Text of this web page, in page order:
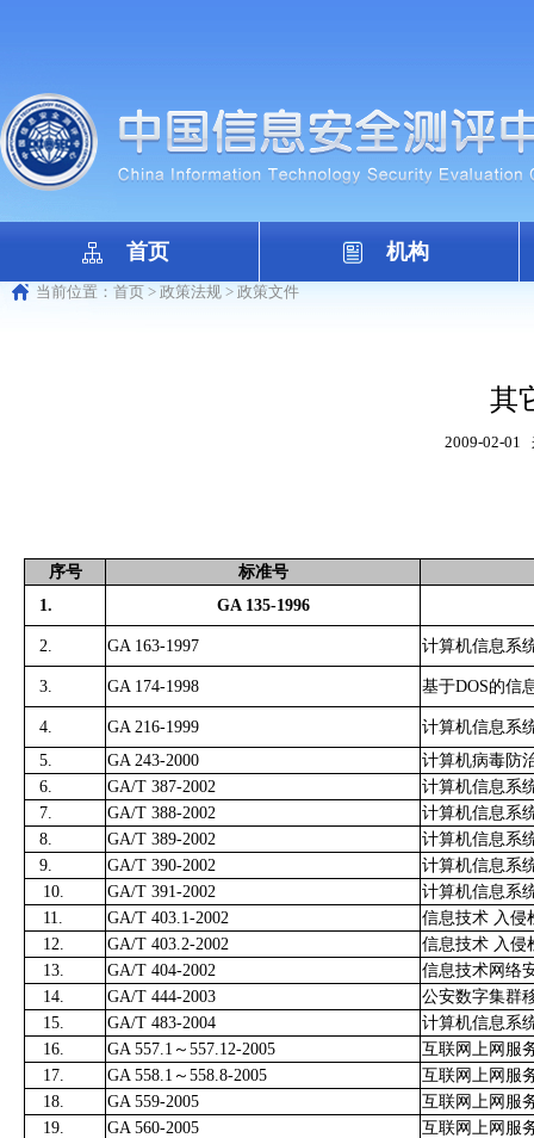
首页 机构
当前位置： 首页 > 政策法规 > 政策文件
其
2009-02-01
序号
标准号
1.
GA 135-1996
2. GA 163-1997 计算机信息系
3. GA 174-1998 基于DOS的信
4. GA 216-1999
计算机信息系
5.
GA 243-2000
计算机病毒防
6.
GA/T 387-2002
计算机信息系
7.
GA/T 388-2002
计算机信息系
8.
GA/T 389-2002
计算机信息系
9.
GA/T 390-2002
计算机信息系
10.
GA/T 391-2002
计算机信息系
11.
GA/T 403.1-2002
信息技术 入侵
12.
GA/T 403.2-2002
信息技术 入侵
13.
GA/T 404-2002
信息技术网络
14.
GA/T 444-2003
公安数字集群
15.
GA/T 483-2004
计算机信息系
16.
GA 557.1～557.12-2005
互联网上网服
17.
GA 558.1～558.8-2005
互联网上网服
18.
GA 559-2005
互联网上网服
19.
GA 560-2005
互联网上网服